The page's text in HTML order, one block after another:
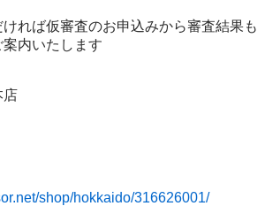
れば仮審査のお申込みから審査結果も
内いたします
店
shop/hokkaido/316626001/